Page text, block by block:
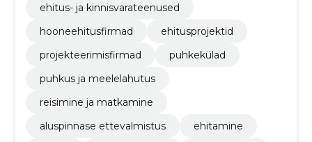
ehitus- ja kinnisvarateenused
hooneehitusfirmad
ehitusprojektid
projekteerimisfirmad
puhkekülad
puhkus ja meelelahutus
reisimine ja matkamine
aluspinnase ettevalmistus
ehitamine